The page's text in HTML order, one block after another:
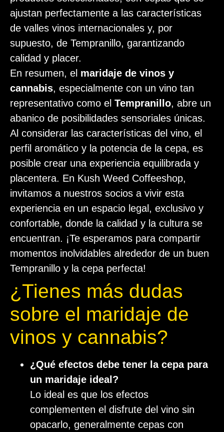
ajustan perfectamente a las características
de valles vinos internacionales y, por
supuesto, de Tempranillo, garantizando
calidad y placer.
En resumen, el maridaje de vinos y
cannabis, especialmente con un vino tan
representativo como el Tempranillo, abre un
abanico de posibilidades sensoriales únicas.
Al considerar las características del vino, el
perfil aromático y la potencia de la cepa, es
posible crear una experiencia equilibrada y
placentera. En Kush Weed Coffeeshop,
invitamos a nuestros socios a vivir esta
experiencia en un espacio legal, exclusivo y
confortable, donde la calidad y la cultura se
encuentran. ¡Te esperamos para compartir
momentos inolvidables alrededor de un buen
Tempranillo y la cepa perfecta!
¿Tienes más dudas
sobre el maridaje de
vinos y cannabis?
¿Qué efectos debe tener la cepa para
un maridaje ideal?
Lo ideal es que los efectos
complementen el disfrute del vino sin
opacarlo, generalmente cepas con